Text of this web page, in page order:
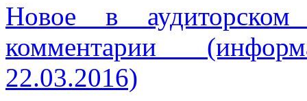
Новое в аудиторском
комментарии
22.03.2016)